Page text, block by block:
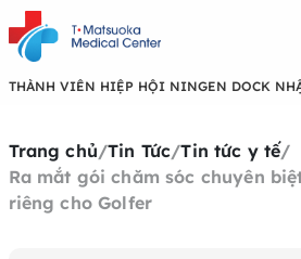
THÀNH VIÊN HIỆP HỘI NINGEN DOCK
Trang chủ/Tin Tức/Tin tức y tế/
Ra mắt gói chăm sóc chuyên
riêng cho Golfer ️